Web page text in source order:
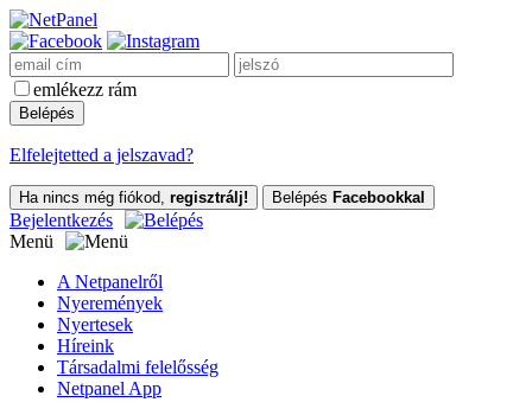
emlékezz rám
Elfelejtetted a jelszavad?
Ha nincs még fiókod, regisztrálj! Belépés Facebookkal
Bejelentkezés
Menü
A Netpanelről
Nyeremények
Nyertesek
Híreink
Társadalmi felelősség
Netpanel App